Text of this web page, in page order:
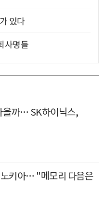
있다
사명들
올까… SK하이닉스,
노키아… "메모리 다음은